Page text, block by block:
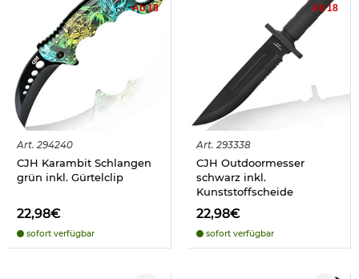
Ab 18
Art. 294240
CJH Karambit Schlangen
grün inkl. Gürtelclip
22,98€
sofort verfügbar
Ab 18
Art. 293338
CJH Outdoormesser
schwarz inkl.
Kunststoffscheide
22,98€
sofort verfügbar